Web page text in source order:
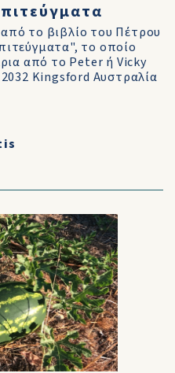
το βιβλίο του Πέτρου
το οποίο
από το Peter ή Vicky
Kingsford Αυστραλία